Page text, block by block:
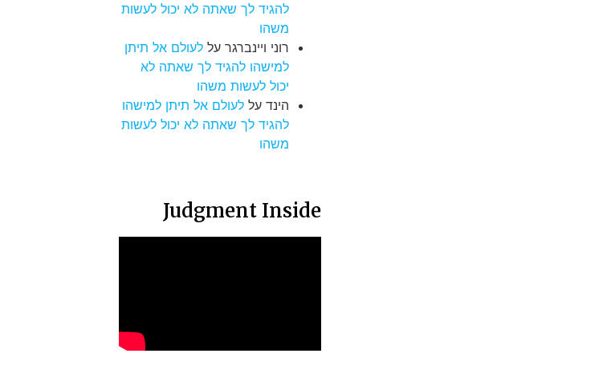
להגיד לך שאתה לא יכול לעשות
משהו
רוני ויינברגר עללעולם אל תיתן
למישהו להגיד לך שאתה לא
יכול לעשות משהו
הינד עללעולם אל תיתן למישהו
להגיד לך שאתה לא יכול לעשות
משהו
Judgment Inside